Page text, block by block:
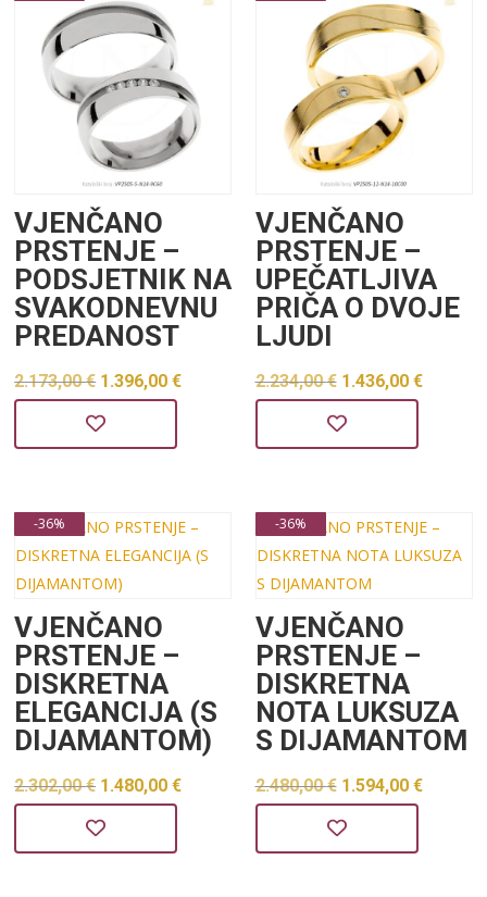
VJENČANO
PRSTENJE –
PODSJETNIK NA
SVAKODNEVNU
PREDANOST
2.173,00€ Izvorna
cijena
bila
2.173,00 €.
1.396,00€
Trenutna
VJENČANO
PRSTENJE –
UPEČATLJIVA
PRIČA O DVOJE
LJUDI
2.234,00€ Izvorna
cijena
bila
2.234,00 €.
1.436,00 €
-36%
VJENČANO
PRSTENJE –
DISKRETNA
ELEGANCIJA (S
DIJAMANTOM)
2.302,00€ Izvorna
cijena
bila
1.480,00€
Trenutna
-36%
VJENČANO
PRSTENJE –
DISKRETNA
NOTA LUKSUZA
S DIJAMANTOM
2.480,00€ Izvorna
cijena
bila
1.594,00 €